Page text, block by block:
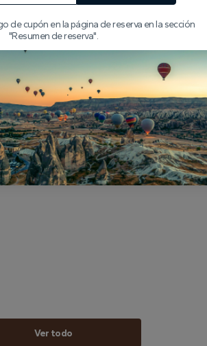
de
Ver todo
de cupón en la página de reserva en la sección
"Resumen de reserva".